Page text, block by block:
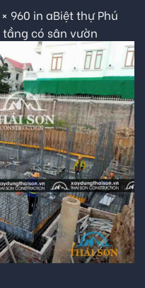
960 in aBiệt thự Phú
tầng có sân vườn